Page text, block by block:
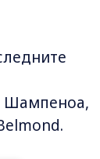
Шампеноа,